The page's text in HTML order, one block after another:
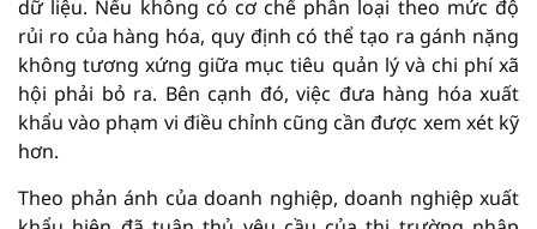
dữ liệu. Nếu không có cơ chế phân loại theo mức độ
rủi ro của hàng hóa, quy định có thể tạo ra gánh nặng
không tương xứng giữa mục tiêu quản lý và chi phí xã
hội phải bỏ ra. Bên cạnh đó, việc đưa hàng hóa xuất
khẩu vào phạm vi điều chỉnh cũng cần được xem xét kỹ
hơn.
Theo phản ánh của doanh nghiệp, doanh nghiệp xuất